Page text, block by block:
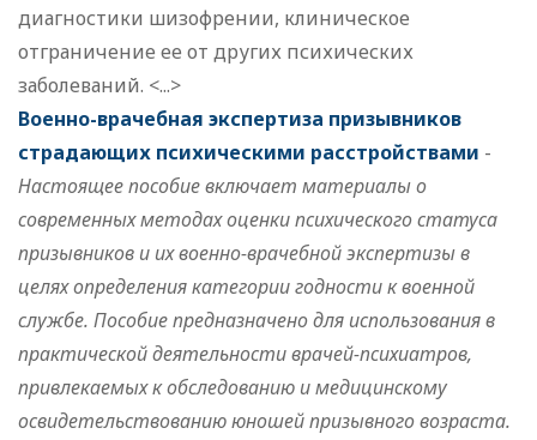
диагностики шизофрении, клиническое
отграничение ее от других психических
заболеваний. <...>
Военно-врачебная экспертиза призывников
страдающих психическими расстройствами -
Настоящее пособие включает материалы о
современных методах оценки психического статуса
призывников и их военно-врачебной экспертизы в
целях определения категории годности к военной
службе. Пособие предназначено для использования в
практической деятельности врачей-психиатров,
привлекаемых к обследованию и медицинскому
освидетельствованию юношей призывного возраста.